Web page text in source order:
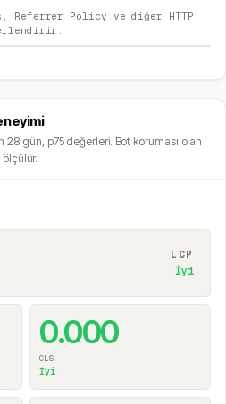
Referrer Policy ve diğer HTTP
gün, p75 değerleri. Bot koruması olan
LCP
İyi
0.000
CLS
İyi